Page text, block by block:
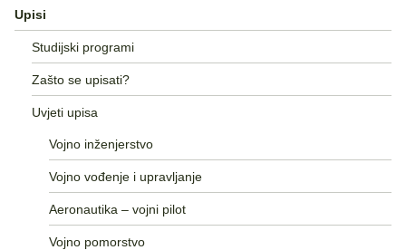
Upisi
Studijski programi
Zašto se upisati?
Uvjeti upisa
Vojno inženjerstvo
Vojno vođenje i upravljanje
Aeronautika – vojni pilot
Vojno pomorstvo